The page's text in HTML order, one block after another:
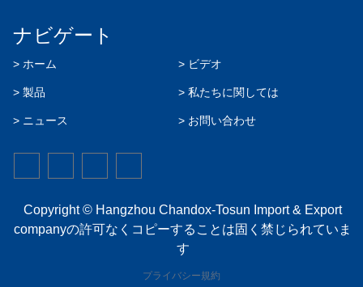
ナビゲート
> ホーム
> 製品
> ニュース
> ビデオ
> 私たちに関しては
> お問い合わせ
Copyright © Hangzhou Chandox-Tosun Import & Export
companyの許可なくコピーすることは固く禁じられていま
す
プライバシー規約